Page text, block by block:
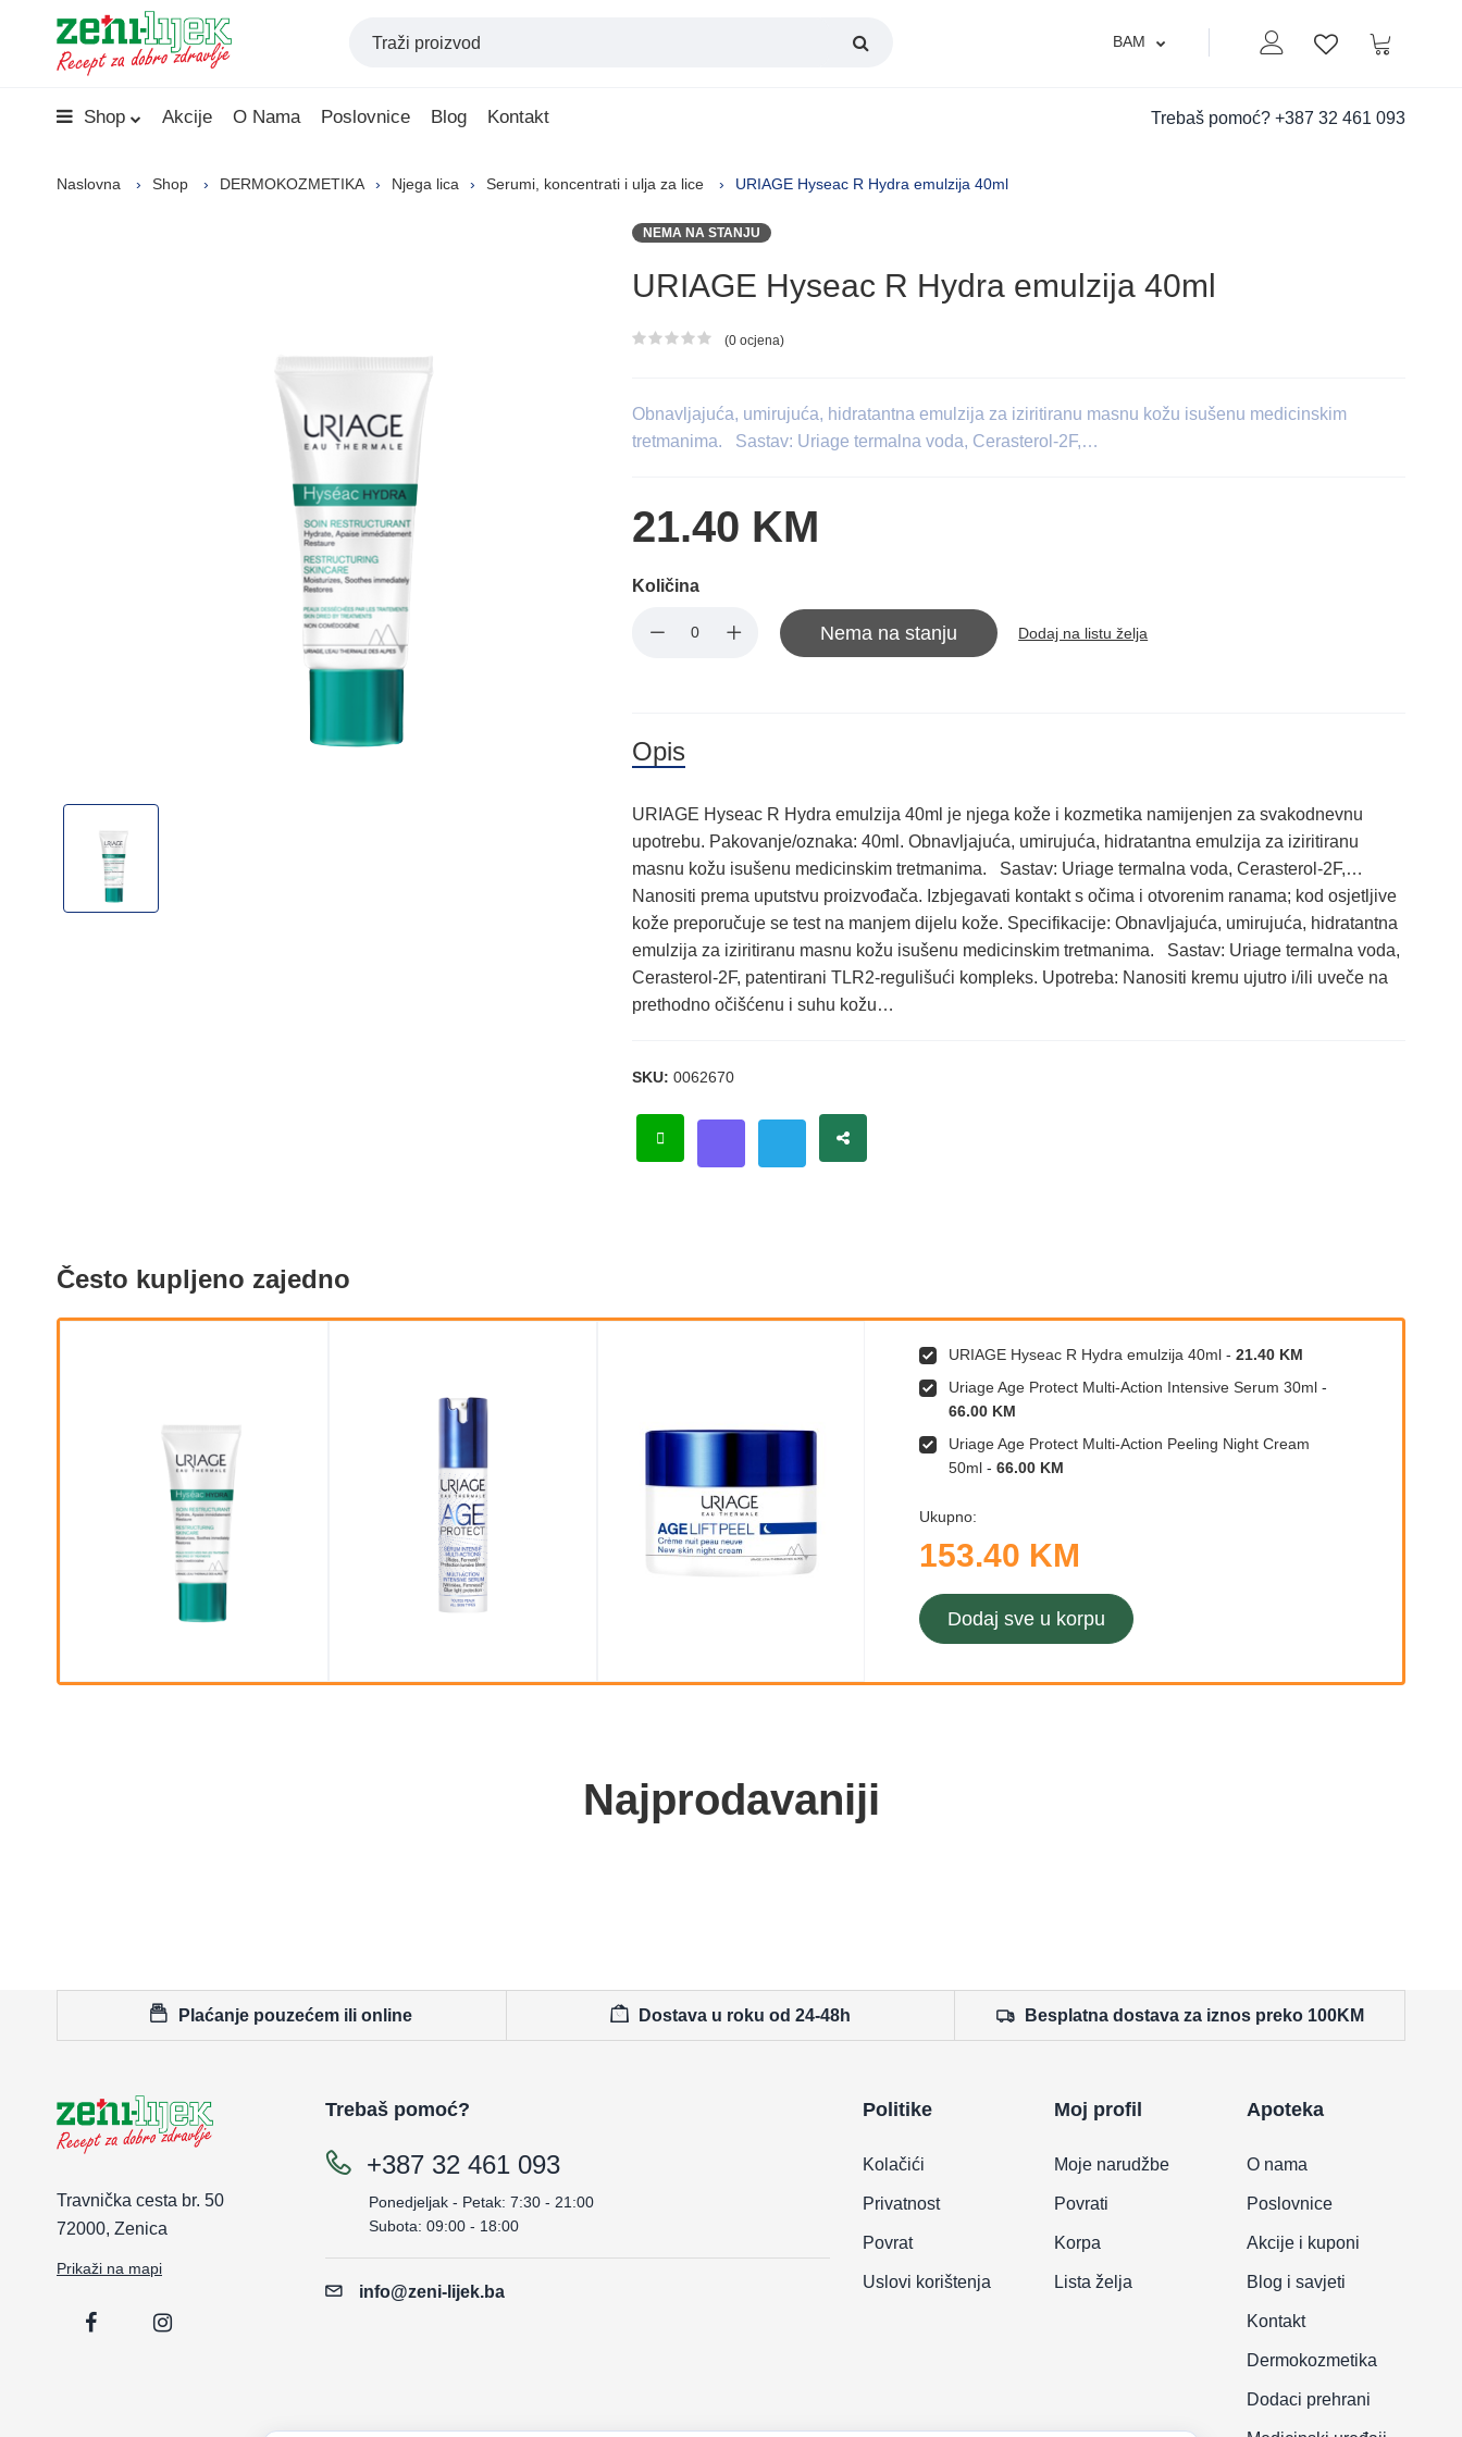
Moj nalogLista zelja
Korpa
BAM
Shop Akcije O Nama Poslovnice Blog Kontakt Trebaš pomoć? +387 32 461 093
Naslovna Shop DERMOKOZMETIKA Njega lica Serumi, koncentrati i ulja za lice URIAGE Hyseac R Hydra emulzija 40ml
NEMA NA STANJU
URIAGE Hyseac R Hydra emulzija 40ml
Ocjena proizvoda
(0 ocjena)
Obnavljajuća, umirujuća, hidratantna emulzija za iziritiranu masnu kožu isušenu medicinskim
tretmanima. Sastav: Uriage termalna voda, Cerasterol-2F,…
21.40 KM
Količina
Nema na stanju Dodaj na listu želja
Opis
URIAGE Hyseac R Hydra emulzija 40ml je njega kože i kozmetika namijenjen za svakodnevnu
upotrebu. Pakovanje/oznaka: 40ml. Obnavljajuća, umirujuća, hidratantna emulzija za iziritiranu
masnu kožu isušenu medicinskim tretmanima. Sastav: Uriage termalna voda, Cerasterol-2F,…
Nanositi prema uputstvu proizvođača. Izbjegavati kontakt s očima i otvorenim ranama; kod osjetljive
kože preporučuje se test na manjem dijelu kože. Specifikacije: Obnavljajuća, umirujuća, hidratantna
emulzija za iziritiranu masnu kožu isušenu medicinskim tretmanima. Sastav: Uriage termalna voda,
Cerasterol-2F, patentirani TLR2-regulišući kompleks. Upotreba: Nanositi kremu ujutro i/ili uveče na
prethodno očišćenu i suhu kožu…
SKU:0062670
Često kupljeno zajedno
URIAGE Hyseac R Hydra emulzija 40ml -21.40 KM
Uriage Age Protect Multi-Action Intensive Serum 30ml -
66.00 KM
Uriage Age Protect Multi-Action Peeling Night Cream
50ml -66.00 KM
Ukupno:
153.40 KM
Dodaj sve u korpu
Najprodavaniji
Plaćanje pouzećem ili online Dostava u roku od 24-48h Besplatna dostava za iznos preko 100KM
Travnička cesta br. 50
72000, Zenica
Prikaži na mapi
Trebaš pomoć?
+387 32 461 093
Ponedjeljak - Petak: 7:30 - 21:00
Subota: 09:00 - 18:00
info@zeni-lijek.ba
Politike
Kolačići
Privatnost
Povrat
Uslovi korištenja
Moj profil
Moje narudžbe
Povrati
Korpa
Lista želja
Apoteka
O nama
Poslovnice
Akcije i kuponi
Blog i savjeti
Kontakt
Dermokozmetika
Dodaci prehrani